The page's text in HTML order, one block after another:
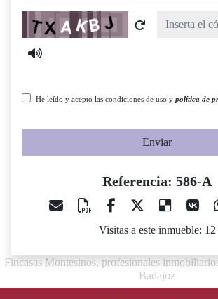
Captcha
He leído y acepto las condiciones de uso y política de
Enviar
Referencia: 586-A
Visitas a este inmueble: 12
Fincasas Montesinos, profesionales
Badajoz